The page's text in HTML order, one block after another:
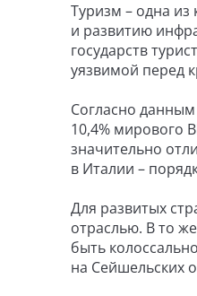
Туризм – одна
и развитию
государств
уязвимой перед
Согласно
10,4% мирового
значительно
в Италии –
Для развитых
отраслью. В то
быть
на Сейшельских